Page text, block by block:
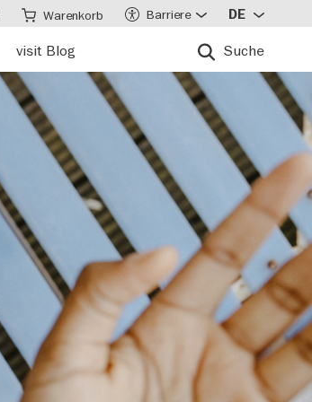
visit Blog Suche
Warenkorb Barriere DE